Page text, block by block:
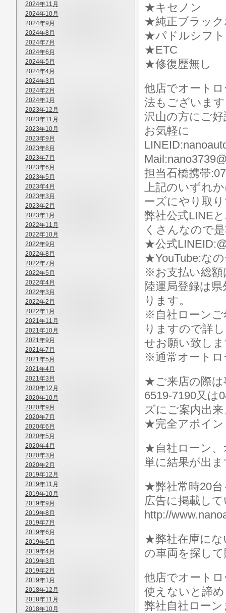
2024年11月
2024年10月
2024年9月
2024年8月
2024年7月
2024年6月
2024年5月
2024年4月
2024年3月
2024年2月
2024年1月
2023年12月
2023年11月
2023年10月
2023年9月
2023年8月
2023年7月
2023年6月
2023年5月
2023年4月
2023年3月
2023年2月
2023年1月
2022年11月
2022年10月
2022年9月
2022年8月
2022年7月
2022年5月
2022年4月
2022年3月
2022年2月
2022年1月
2021年11月
2021年10月
2021年9月
2021年7月
2021年5月
2021年4月
2021年3月
2020年12月
2020年10月
2020年9月
2020年7月
2020年6月
2020年5月
2020年4月
2020年3月
2020年2月
2019年12月
2019年11月
2019年10月
2019年9月
2019年8月
2019年7月
2019年6月
2019年5月
2019年4月
2019年3月
2019年2月
2019年1月
2018年12月
2018年11月
2018年10月
★キセノン
★純正ブラック
★パドルシフト
★ETC
★修復歴無し
他店でオート
法もございま
沢山の方にご
お気軽に
担当石橋携帯
上記のいずれ
ーズにやり取
弊社公式LINE
くさんなので
★公式
★YouTube:な
※お支払い総額
陸運局登録は
ります。
※自社ローンご
りますので詳
せお願い致し
※通常オートロ
★ご来店の際は
6519-7190又は
ズにご案内出
★完全アポイ
★自社ローン、
単に結果が出
★弊社常時20台
広告に掲載し
http://
★弊社在庫にな
の車両を探し
他店でオート
使えないと諦
弊社自社ロー